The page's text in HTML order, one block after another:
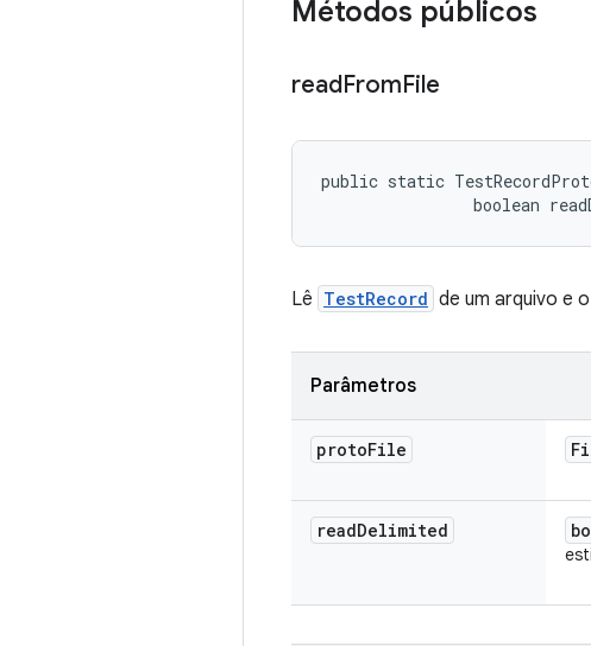
Métodos públicos
readFromFile
public static
boolean
Lê TestRecord de um arquivo e
Parâmetros
protoFile
readDelimited